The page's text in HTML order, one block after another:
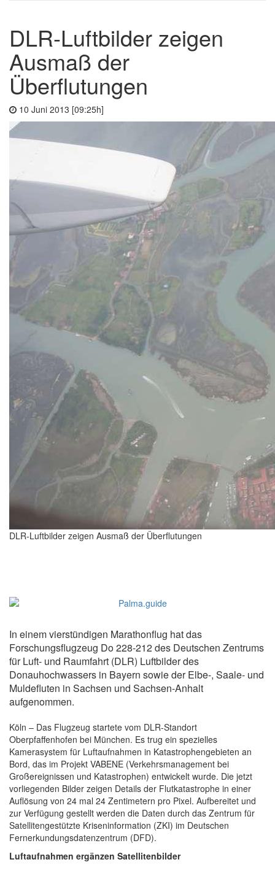
DLR-Luftbilder zeigen
Ausmaß der
Überflutungen
10 Juni 2013 [09:25h]
DLR-Luftbilder zeigen Ausmaß der Überflutungen
In einem vierstündigen Marathonflug hat das
Forschungsflugzeug Do 228-212 des Deutschen Zentrums
für Luft- und Raumfahrt (DLR) Luftbilder des
Donauhochwassers in Bayern sowie der Elbe-, Saale- und
Muldefluten in Sachsen und Sachsen-Anhalt
aufgenommen.
Köln – Das Flugzeug startete vom DLR-Standort
Oberpfaffenhofen bei München. Es trug ein spezielles
Kamerasystem für Luftaufnahmen in Katastrophengebieten an
Bord, das im Projekt VABENE (Verkehrsmanagement bei
Großereignissen und Katastrophen) entwickelt wurde. Die jetzt
vorliegenden Bilder zeigen Details der Flutkatastrophe in einer
Auflösung von 24 mal 24 Zentimetern pro Pixel. Aufbereitet und
zur Verfügung gestellt werden die Daten durch das Zentrum für
Satellitengestützte Kriseninformation (ZKI) im Deutschen
Fernerkundungsdatenzentrum (DFD).
Luftaufnahmen ergänzen Satellitenbilder